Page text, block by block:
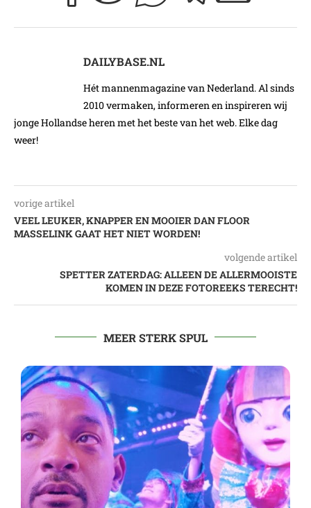
DAILYBASE.NL
Hét mannenmagazine van Nederland. Al sinds
2010 vermaken, informeren en inspireren wij
jonge Hollandse heren met het beste van het web. Elke dag
weer!
vorige artikel
VEEL LEUKER, KNAPPER EN MOOIER DAN FLOOR
MASSELINK GAAT HET NIET WORDEN!
volgende artikel
SPETTER ZATERDAG: ALLEEN DE ALLERMOOISTE
KOMEN IN DEZE FOTOREEKS TERECHT!
MEER STERK SPUL